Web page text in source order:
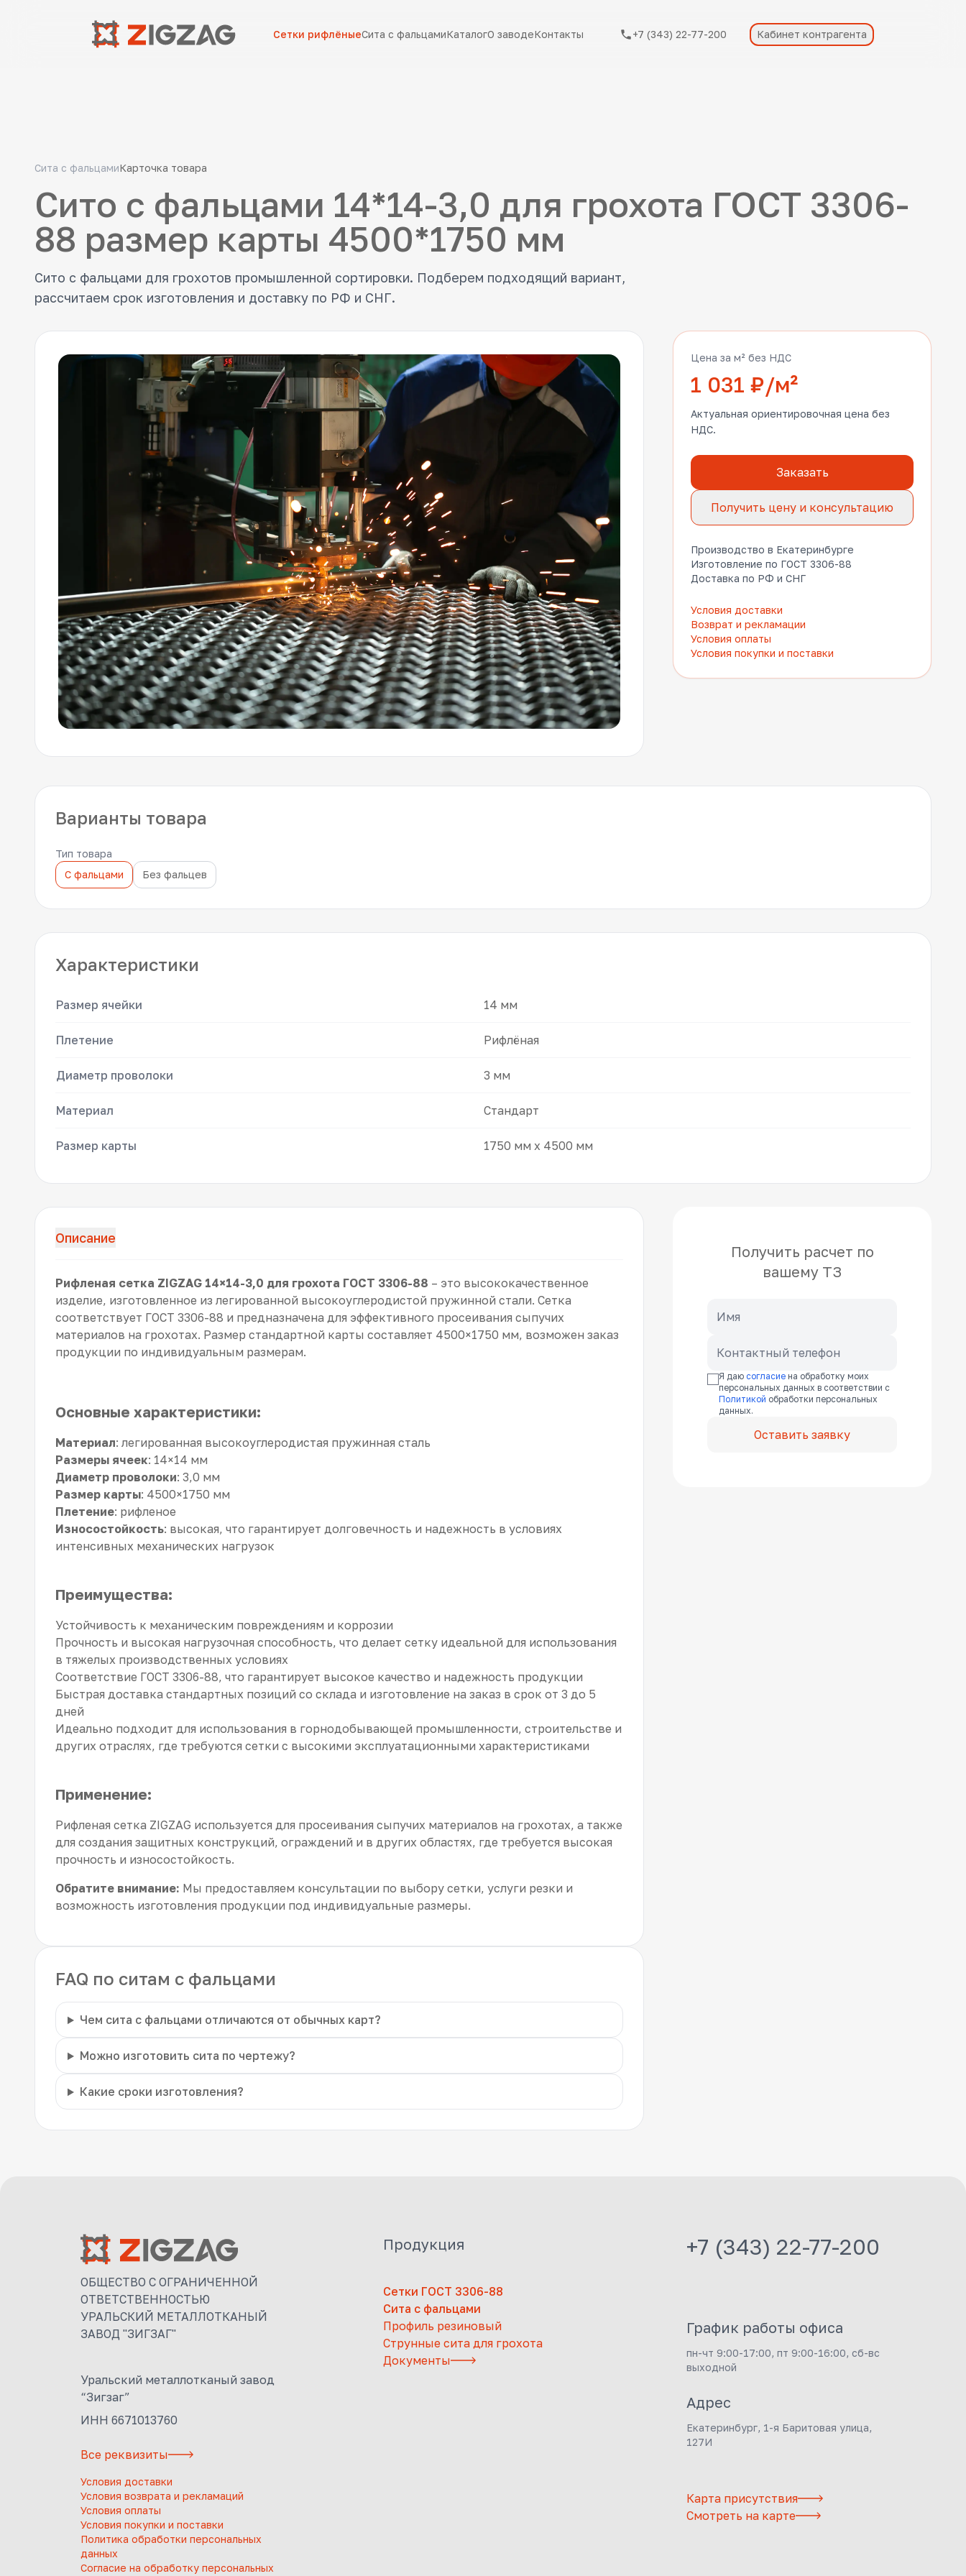
Сетки рифлёныеСита с фальцамиКаталогО заводеКонтакты +7 (343) 22-77-200 Кабинет контрагента
Сита с фальцамиКарточка товара
Сито с фальцами 14*14-3,0 для грохота ГОСТ 3306-
88 размер карты 4500*1750 мм
Сито с фальцами для грохотов промышленной сортировки. Подберем подходящий вариант,
рассчитаем срок изготовления и доставку по РФ и СНГ.
Цена за м² без НДС
1 031 ₽/м²
Актуальная ориентировочная цена без
НДС.
Заказать
Получить цену и консультацию
Производство в Екатеринбурге
Изготовление по ГОСТ 3306-88
Доставка по РФ и СНГ
Условия доставки
Возврат и рекламации
Условия оплаты
Условия покупки и поставки
Варианты товара
Тип товара
С фальцами
Без фальцев
Характеристики
Размер ячейки 14 мм
Плетение Рифлёная
Диаметр проволоки 3 мм
Материал Стандарт
Размер карты 1750 мм x 4500 мм
Описание
Рифленая сетка ZIGZAG 14×14-3,0 для грохота ГОСТ 3306-88 – это высококачественное
изделие, изготовленное из легированной высокоуглеродистой пружинной стали. Сетка
соответствует ГОСТ 3306-88 и предназначена для эффективного просеивания сыпучих
материалов на грохотах. Размер стандартной карты составляет 4500×1750 мм, возможен заказ
продукции по индивидуальным размерам.
Основные характеристики:
Материал: легированная высокоуглеродистая пружинная сталь
Размеры ячеек: 14×14 мм
Диаметр проволоки: 3,0 мм
Размер карты: 4500×1750 мм
Плетение: рифленое
Износостойкость: высокая, что гарантирует долговечность и надежность в условиях
интенсивных механических нагрузок
Преимущества:
Устойчивость к механическим повреждениям и коррозии
Прочность и высокая нагрузочная способность, что делает сетку идеальной для использования
в тяжелых производственных условиях
Соответствие ГОСТ 3306-88, что гарантирует высокое качество и надежность продукции
Быстрая доставка стандартных позиций со склада и изготовление на заказ в срок от 3 до 5
дней
Идеально подходит для использования в горнодобывающей промышленности, строительстве и
других отраслях, где требуются сетки с высокими эксплуатационными характеристиками
Применение:
Рифленая сетка ZIGZAG используется для просеивания сыпучих материалов на грохотах, а также
для создания защитных конструкций, ограждений и в других областях, где требуется высокая
прочность и износостойкость.
Обратите внимание: Мы предоставляем консультации по выбору сетки, услуги резки и
возможность изготовления продукции под индивидуальные размеры.
FAQ по ситам с фальцами
Чем сита с фальцами отличаются от обычных карт?
Можно изготовить сита по чертежу?
Какие сроки изготовления?
Получить расчет по
вашему ТЗ
Я даю согласие на обработку моих
персональных данных в соответствии с
Политикой обработки персональных
данных.
Оставить заявку
ОБЩЕСТВО С ОГРАНИЧЕННОЙ
ОТВЕТСТВЕННОСТЬЮ
УРАЛЬСКИЙ МЕТАЛЛОТКАНЫЙ
ЗАВОД "ЗИГЗАГ"
Уральский металлотканый завод
“Зигзаг”
ИНН 6671013760
Все реквизиты
Условия доставки
Условия возврата и рекламаций
Условия оплаты
Условия покупки и поставки
Политика обработки персональных
данных
Согласие на обработку персональных
Продукция
Сетки ГОСТ 3306-88
Сита с фальцами
Профиль резиновый
Струнные сита для грохота
Документы
+7 (343) 22-77-200
График работы офиса
пн-чт 9:00-17:00, пт 9:00-16:00, сб-вс
выходной
Адрес
Екатеринбург, 1-я Баритовая улица,
127И
Карта присутствия
Смотреть на карте